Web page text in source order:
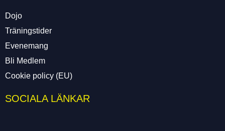
Dojo
Träningstider
Evenemang
Bli Medlem
Cookie policy (EU)
SOCIALA LÄNKAR